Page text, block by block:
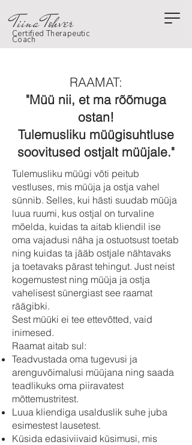
Tiina Tohver
Certified Therapeutic
Coach
RAAMAT:
"Müü nii, et ma rõõmuga
ostan!
Tulemusliku müügisuhtluse
soovitused ostjalt müüjale."
Tulemusliku müügi võti peitub
vestluses, mis müüja ja ostja vahel
sünnib. Selles, kui hästi suudab müüja
luua ruumi, kus ostjal on turvaline
mõelda, kuidas ta aitab kliendil ise
oma vajadusi näha ja ostuotsust toetab
ning kuidas ta jääb ostjale nähtavaks
ja toetavaks pärast tehingut. Just neist
kogemustest ning müüja ja ostja
vahelisest sünergiast see raamat
räägibki.
Sest müüki ei tee ettevõtted, vaid
inimesed.
Raamat aitab sul:
Teadvustada oma tugevusi ja
arenguvõimalusi müüjana ning saada
teadlikuks oma piiravatest
mõttemustritest.
Luua kliendiga usalduslik suhe juba
esimestest lausetest.
Küsida edasiviivaid küsimusi, mis